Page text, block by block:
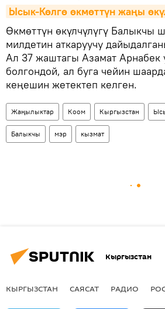
Ысык-Көлгө өкмөттүн жаңы
Өкмөттүн өкүлчүлүгү Балыкчы
милдетин аткаруучу
Ал 37 жаштагы Азамат Арнабек
болгондой, ал буга чейин
кеңешин жетектеп келген.
Жаңылыктар Коом Кыргызстан
Балыкчы мэр кызмат
Кыргызстан
КЫРГЫЗСТАН САЯСАТ РАДИО